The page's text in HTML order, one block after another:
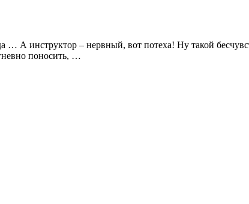
… А инструктор – нервный, вот потеха! Ну такой
поносить, …